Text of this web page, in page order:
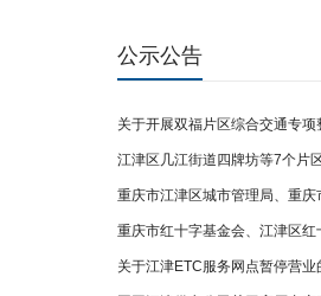
公示公告
关于开展双福片区综合交通专
江津区几江街道四牌坊等7个片
（南门路-卞家厅街段）临时交
重庆市江津区城市管理局、重
津区双福街道办事处关于开展
告
重庆市红十字基金会、江津区
库尾防灾屏障计划公益项目募捐
关于江津ETC服务网点暂停营业